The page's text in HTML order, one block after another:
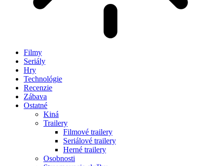
Filmy
Seriály
Hry
Technológie
Recenzie
Zábava
Ostatné
Kiná
Trailery
Filmové trailery
Seriálové trailery
Herné trailery
Osobnosti